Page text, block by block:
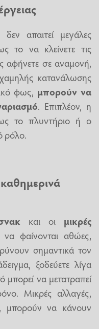
δεν απαιτεί μεγάλες
το να κλείνετε τις
αφήνετε σε αναμονή,
κατανάλωσης
φως, μπορούν να
. Επιπλέον, η
το πλυντήριο ή ο
ρόλο.
και οι μικρές
να φαίνονται αθώες,
σημαντικά τον
ξοδεύετε λίγα
να μετατραπεί
Μικρές αλλαγές,
μπορούν να κάνουν